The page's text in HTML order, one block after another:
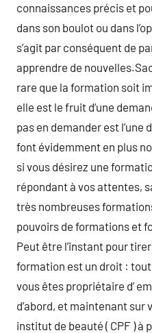
connaissances précis et
dans son boulot ou dans
s’agit par conséquent de
apprendre de
rare que la formation soit
elle est le fruit d’une
pas en demander est l’une
font évidemment en plus
si vous désirez une
répondant à vos attentes,
très nombreuses
pouvoirs de formations et
Peut être l’instant pour
formation est un droit :
vous êtes propriétaire d’
d’abord, et maintenant sur
institut de beauté ( CPF ) à